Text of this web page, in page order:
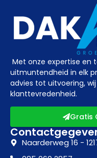
Met onze expertise en
uitmuntendheid in elk
advies tot uitvoering,
klanttevredenheid.
Gratis
Naarderweg 16 -